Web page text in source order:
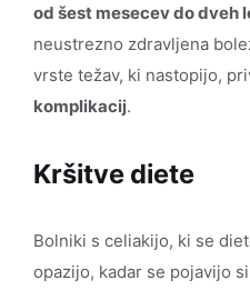
od šest mesecev do dveh
neustrezno zdravljena
vrste težav, ki nastopijo,
komplikacij.
Kršitve diete
Bolniki s celiakijo, ki se
opazijo, kadar se pojavijo